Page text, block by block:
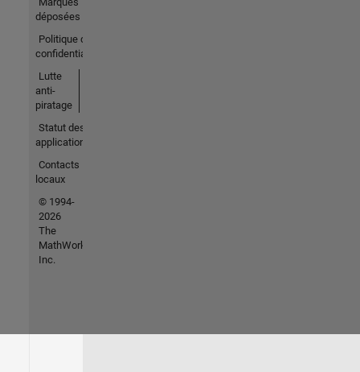
déposées
Politique de
confidentialité
Lutte
anti-
piratage
Statut des
applications
Contacts
locaux
© 1994-
2026
The
MathWorks,
Inc.